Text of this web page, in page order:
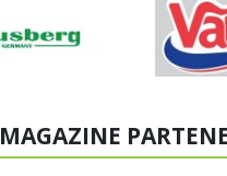
MAGAZINE